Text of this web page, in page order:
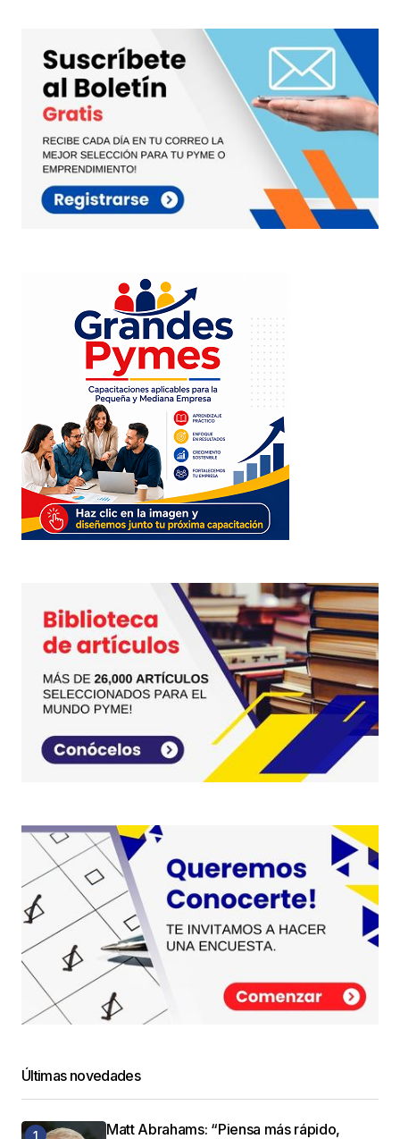
Últimas novedades
Matt Abrahams: “Piensa más rápido,